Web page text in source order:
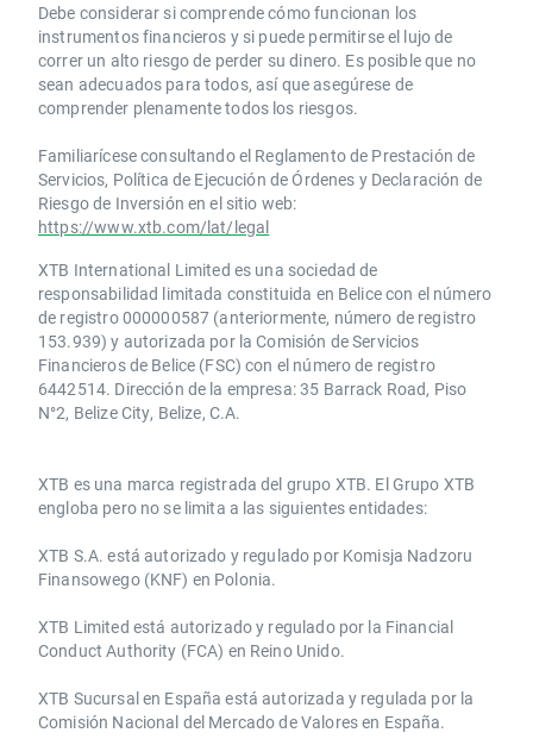
Debe considerar si comprende cómo funcionan los
instrumentos financieros y si puede permitirse el lujo de
correr un alto riesgo de perder su dinero. Es posible que no
sean adecuados para todos, así que asegúrese de
comprender plenamente todos los riesgos.
Familiarícese consultando el Reglamento de Prestación de
Servicios, Política de Ejecución de Órdenes y Declaración de
Riesgo de Inversión en el sitio web:
https://www.xtb.com/lat/legal
XTB International Limited es una sociedad de
responsabilidad limitada constituida en Belice con el número
de registro 000000587 (anteriormente, número de registro
153.939) y autorizada por la Comisión de Servicios
Financieros de Belice (FSC) con el número de registro
6442514. Dirección de la empresa: 35 Barrack Road, Piso
N°2, Belize City, Belize, C.A.
​​XTB es una marca registrada del grupo XTB. El Grupo XTB
engloba pero no se limita a las siguientes entidades:
XTB S.A.​ está autorizado y regulado por Komisja Nadzoru
Finansowego (KNF) ​en Polonia.
XTB Limited ​está autorizado y regulado por la ​Financial
Conduct Authority ​(FCA) en ​​Reino Unido.
XTB Sucursal en España está autorizada y regulada por la
Comisión Nacional del Mercado de Valores en España.